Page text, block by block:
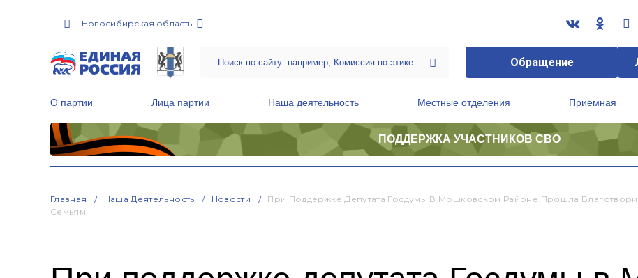
Новосибирская область
Обращение
О партии Лица партии Наша деятельность Местные отделения Приемная
ПОДДЕРЖКА УЧАСТНИКОВ СВО
Главная Наша Деятельность Новости
При Поддержке Депутата Госдумы В Мошковском Районе Прошла
Семьям